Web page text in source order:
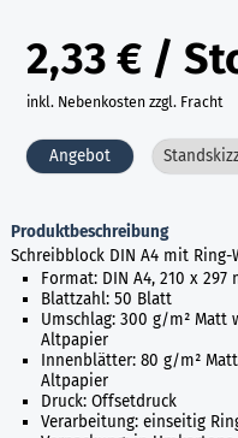
2,33 € /
inkl. Nebenkosten zzgl. Fracht
Angebot
Produktbeschreibung
Schreibblock DIN A4 mit Ring-
Format: DIN A4, 210 x 297
Blattzahl: 50 Blatt
Umschlag: 300 g/m² Matt
Altpapier
Innenblätter: 80 g/m²
Altpapier
Druck: Offsetdruck
Verarbeitung: einseitig